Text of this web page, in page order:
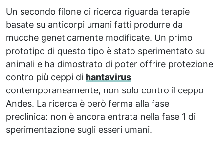
Un secondo filone di ricerca riguarda terapie
basate su anticorpi umani fatti produrre da
mucche geneticamente modificate. Un primo
prototipo di questo tipo è stato sperimentato su
animali e ha dimostrato di poter offrire protezione
contro più ceppi di hantavirus
contemporaneamente, non solo contro il ceppo
Andes. La ricerca è però ferma alla fase
preclinica: non è ancora entrata nella fase 1 di
sperimentazione sugli esseri umani.